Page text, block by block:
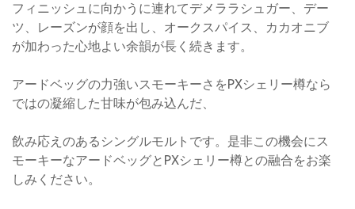
フィニッシュに向かうに連れてデメララシュガー、デー
ツ、レーズンが顔を出し、オークスパイス、カカオニブ
が加わった心地よい余韻が長く続きます。
アードベッグの力強いスモーキーさをPXシェリー樽なら
ではの凝縮した甘味が包み込んだ、
飲み応えのあるシングルモルトです。是非この機会にス
モーキーなアードベッグとPXシェリー樽との融合をお楽
しみください。